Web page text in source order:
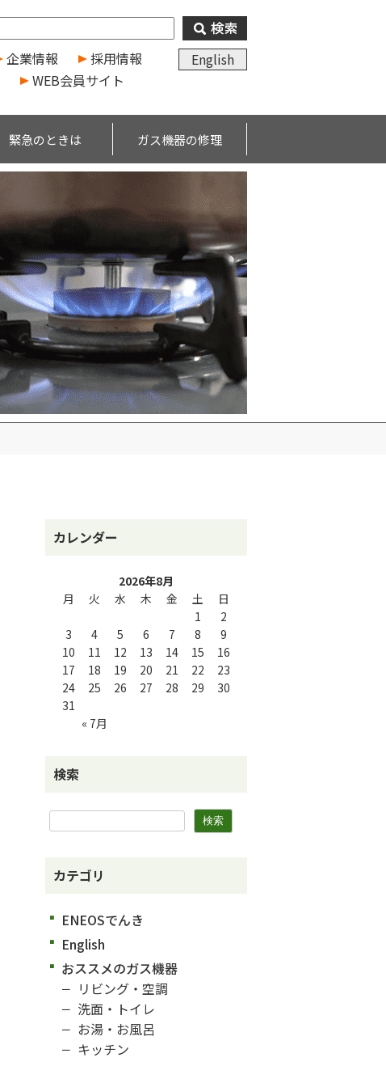
企業情報 採用情報
English
WEB会員サイト
緊急のときは ガス機器の修理
カレンダー
2026年8月
月
火 水 木 金 土 日
« 7月
1
2
3
4 5 6 7 8
9
10
11 12 13 14 15
16
17
18 19 20 21 22
23
24
25 26 27 28 29
30
31
検索
カテゴリ
ENEOSでんき
English
おススメのガス機器
リビング・空調
洗面・トイレ
お湯・お風呂
キッチン